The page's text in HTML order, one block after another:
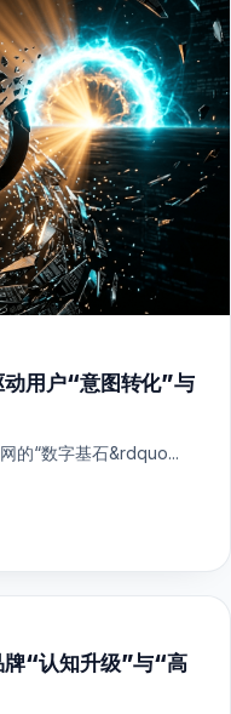
用户“意图转化”与
的“数字基石&rdquo...
“认知升级”与“高